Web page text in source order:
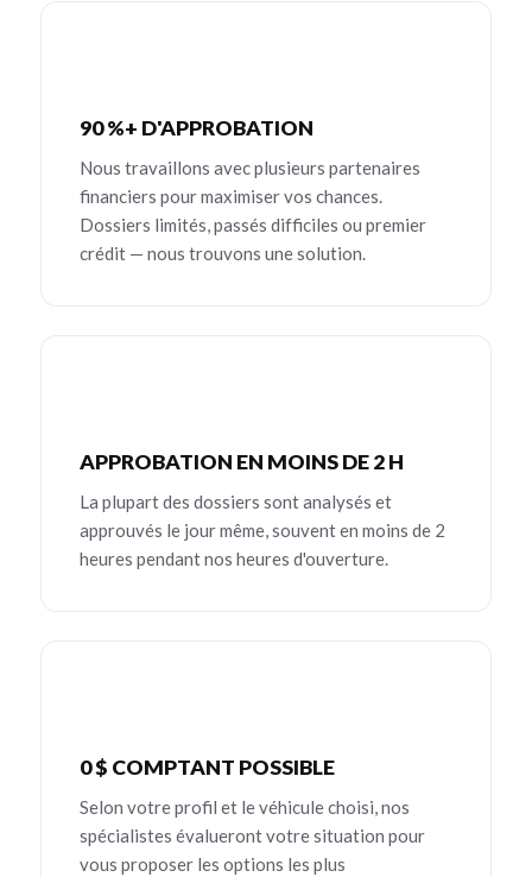
90 %+ D'APPROBATION
Nous travaillons avec plusieurs partenaires
financiers pour maximiser vos chances.
Dossiers limités, passés difficiles ou premier
crédit — nous trouvons une solution.
APPROBATION EN MOINS DE 2 H
La plupart des dossiers sont analysés et
approuvés le jour même, souvent en moins de 2
heures pendant nos heures d'ouverture.
0 $ COMPTANT POSSIBLE
Selon votre profil et le véhicule choisi, nos
spécialistes évalueront votre situation pour
vous proposer les options les plus